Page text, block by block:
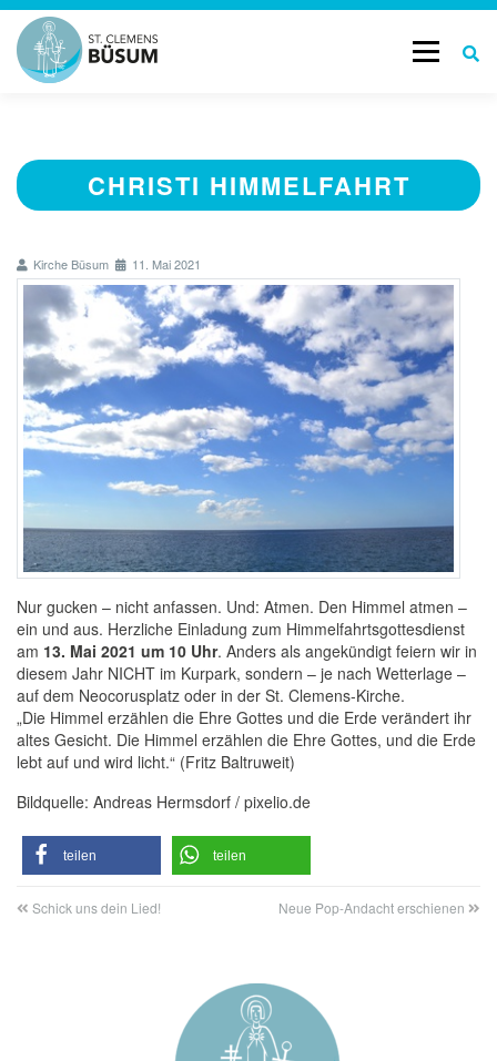
Menü
AKTUELL LEBENSBEGLEITUNG
GESCHICHTE KONTAKT
CHRISTI HIMMELFAHRT
Kirche Büsum 11. Mai 2021
Nur gucken – nicht anfassen. Und: Atmen. Den Himmel atmen –
ein und aus. Herzliche Einladung zum Himmelfahrtsgottesdienst
am 13. Mai 2021 um 10 Uhr. Anders als angekündigt feiern wir in
diesem Jahr NICHT im Kurpark, sondern – je nach Wetterlage –
auf dem Neocorusplatz oder in der St. Clemens-Kirche.
„Die Himmel erzählen die Ehre Gottes und die Erde verändert ihr
altes Gesicht. Die Himmel erzählen die Ehre Gottes, und die Erde
lebt auf und wird licht.“ (Fritz Baltruweit)
Bildquelle: Andreas Hermsdorf / pixelio.de
teilen teilen
Schick uns dein Lied! Neue Pop-Andacht erschienen